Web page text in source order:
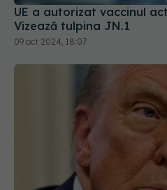
UE a autorizat vaccinul
Vizează tulpina JN.1
09 oct 2024, 18:07